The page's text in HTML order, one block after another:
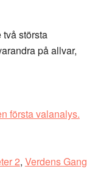
största
på allvar,
första valanalys.
2, Verdens Gang